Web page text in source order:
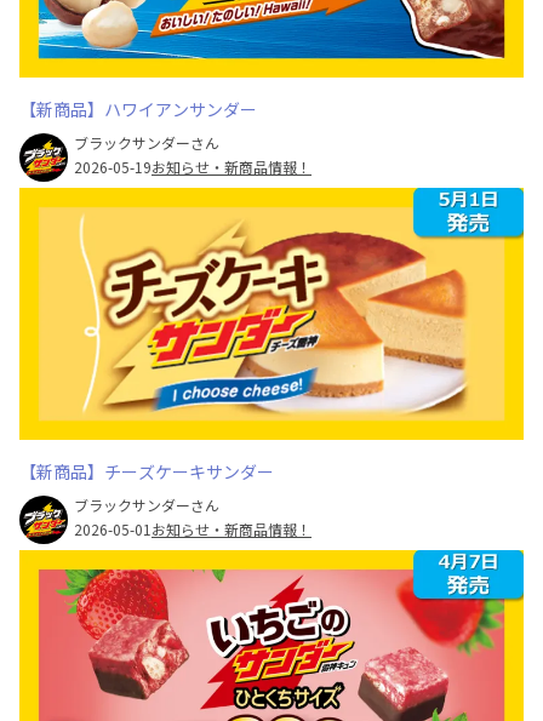
【新商品】ハワイアンサンダー
ブラックサンダーさん
2026-05-19お知らせ・新商品情報！
【新商品】チーズケーキサンダー
ブラックサンダーさん
2026-05-01 お知らせ・新商品情報！